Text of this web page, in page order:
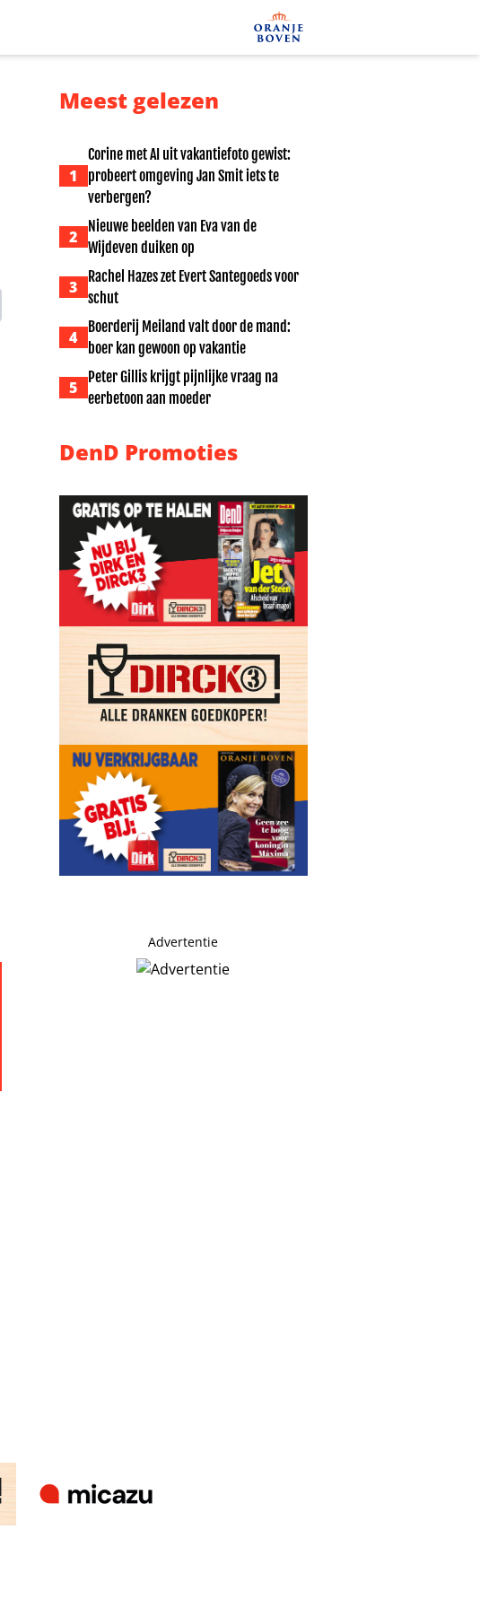
Meest gelezen
1
Corine met AI uit vakantiefoto gewist:
probeert omgeving Jan Smit iets te
verbergen?
2
Nieuwe beelden van Eva van de
Wijdeven duiken op
3
Rachel Hazes zet Evert Santegoeds voor
schut
4
Boerderij Meiland valt door de mand:
boer kan gewoon op vakantie
5
Peter Gillis krijgt pijnlijke vraag na
eerbetoon aan moeder
DenD Promoties
Advertentie